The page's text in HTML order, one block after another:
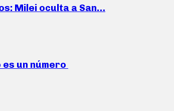
Milei oculta a San…
un número